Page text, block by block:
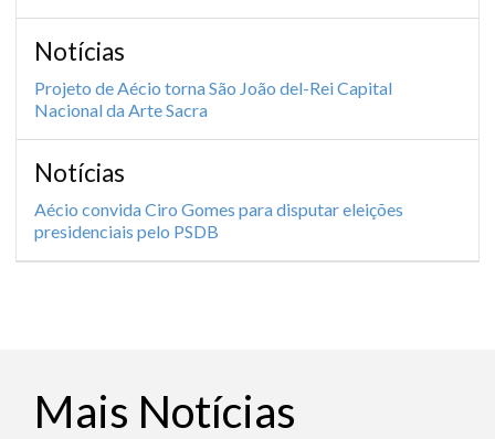
Notícias
Projeto de Aécio torna São João del-Rei Capital
Nacional da Arte Sacra
Notícias
Aécio convida Ciro Gomes para disputar eleições
presidenciais pelo PSDB
Mais Notícias